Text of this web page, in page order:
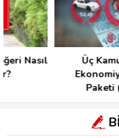
Üç Kamu
Ekonomiye 4 Yeni
Paketi (0,64